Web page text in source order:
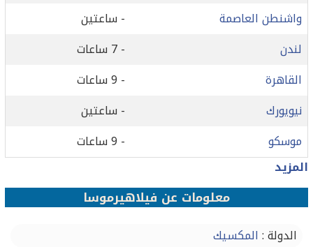
واشنطن العاصمة
- ساعتين
لندن
- 7 ساعات
القاهرة
- 9 ساعات
نيويورك
- ساعتين
موسكو
- 9 ساعات
المزيد
معلومات عن فيلاهيرموسا
الدولة : المكسيك